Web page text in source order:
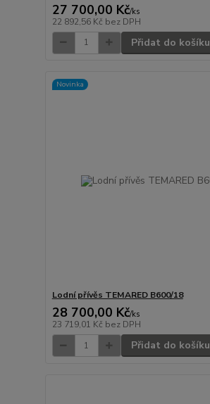
27 700,00 Kč/ks
22 892,56 Kč bez DPH
Přidat do košíku
Novinka
Lodní přívěs TEMARED B600/18
28 700,00 Kč/ks
23 719,01 Kč bez DPH
Přidat do košíku